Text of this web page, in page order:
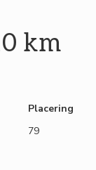
km
Placering
79